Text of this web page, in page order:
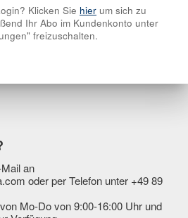
Klicken Sie hier um sich zu
Ihr Abo im Kundenkonto unter
freizuschalten.
an
oder per Telefon unter +49 89
Mo-Do von 9:00-16:00 Uhr und